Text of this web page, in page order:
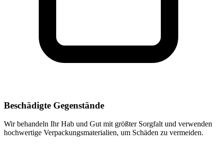
Beschädigte Gegenstände
Wir behandeln Ihr Hab und Gut mit größter Sorgfalt und verwenden
hochwertige Verpackungsmaterialien, um Schäden zu vermeiden.